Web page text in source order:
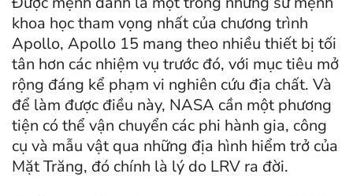
khoa học tham vọng nhất của chương trình
Apollo, Apollo 15 mang theo nhiều thiết bị tối
tân hơn các nhiệm vụ trước đó, với mục tiêu mở
rộng đáng kể phạm vi nghiên cứu địa chất. Và
để làm được điều này, NASA cần một phương
tiện có thể vận chuyển các phi hành gia, công
cụ và mẫu vật qua những địa hình hiểm trở của
Mặt Trăng, đó chính là lý do LRV ra đời.